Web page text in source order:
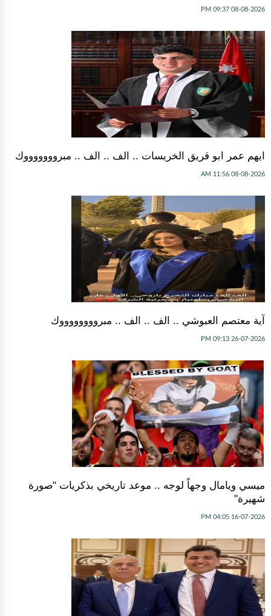
08-08-2026 09:37 PM
ايهم عمر ابو قريق الخريسات .. الف .. الف .. مبروووووووك
08-08-2026 11:56 AM
آية معتصم العبوشي .. الف .. الف .. مبرووووووووك
26-07-2026 09:13 PM
ميسي ويامال وجهاً لوجه .. موعد تاريخي بذكريات "صورة
شهيرة"
16-07-2026 04:05 PM